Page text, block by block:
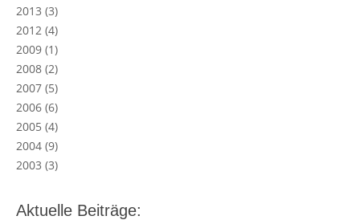
2013 (3)
2012 (4)
2009 (1)
2008 (2)
2007 (5)
2006 (6)
2005 (4)
2004 (9)
2003 (3)
Aktuelle Beiträge: